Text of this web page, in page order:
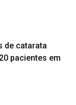
de catarata
pacientes em